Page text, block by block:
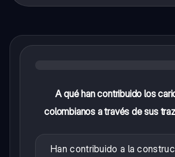
A qué han contribuido los
colombianos a través de sus
Han contribuido a la